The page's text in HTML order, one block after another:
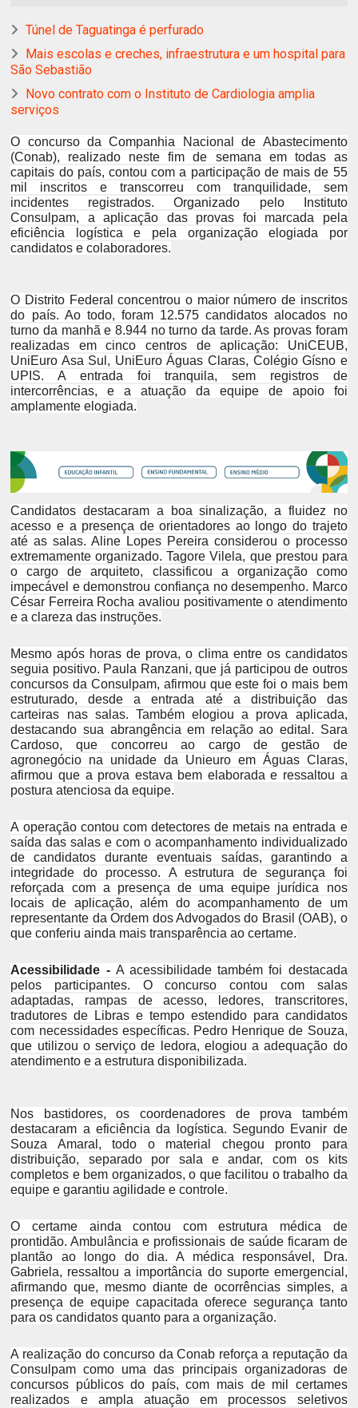
Túnel de Taguatinga é perfurado
Mais escolas e creches, infraestrutura e um hospital para
São Sebastião
Novo contrato com o Instituto de Cardiologia amplia
serviços
O concurso da Companhia Nacional de Abastecimento
(Conab), realizado neste fim de semana em todas as
capitais do país, contou com a participação de mais de 55
mil inscritos e transcorreu com tranquilidade, sem
incidentes registrados. Organizado pelo Instituto
Consulpam, a aplicação das provas foi marcada pela
eficiência logística e pela organização elogiada por
candidatos e colaboradores.
O Distrito Federal concentrou o maior número de inscritos
do país. Ao todo, foram 12.575 candidatos alocados no
turno da manhã e 8.944 no turno da tarde. As provas foram
realizadas em cinco centros de aplicação: UniCEUB,
UniEuro Asa Sul, UniEuro Águas Claras, Colégio Gísno e
UPIS. A entrada foi tranquila, sem registros de
intercorrências, e a atuação da equipe de apoio foi
amplamente elogiada.
Candidatos destacaram a boa sinalização, a fluidez no
acesso e a presença de orientadores ao longo do trajeto
até as salas. Aline Lopes Pereira considerou o processo
extremamente organizado. Tagore Vilela, que prestou para
o cargo de arquiteto, classificou a organização como
impecável e demonstrou confiança no desempenho. Marco
César Ferreira Rocha avaliou positivamente o atendimento
e a clareza das instruções.
Mesmo após horas de prova, o clima entre os candidatos
seguia positivo. Paula Ranzani, que já participou de outros
concursos da Consulpam, afirmou que este foi o mais bem
estruturado, desde a entrada até a distribuição das
carteiras nas salas. Também elogiou a prova aplicada,
destacando sua abrangência em relação ao edital. Sara
Cardoso, que concorreu ao cargo de gestão de
agronegócio na unidade da Unieuro em Águas Claras,
afirmou que a prova estava bem elaborada e ressaltou a
postura atenciosa da equipe.
A operação contou com detectores de metais na entrada e
saída das salas e com o acompanhamento individualizado
de candidatos durante eventuais saídas, garantindo a
integridade do processo. A estrutura de segurança foi
reforçada com a presença de uma equipe jurídica nos
locais de aplicação, além do acompanhamento de um
representante da Ordem dos Advogados do Brasil (OAB), o
que conferiu ainda mais transparência ao certame.
Acessibilidade - A acessibilidade também foi destacada
pelos participantes. O concurso contou com salas
adaptadas, rampas de acesso, ledores, transcritores,
tradutores de Libras e tempo estendido para candidatos
com necessidades específicas. Pedro Henrique de Souza,
que utilizou o serviço de ledora, elogiou a adequação do
atendimento e a estrutura disponibilizada.
Nos bastidores, os coordenadores de prova também
destacaram a eficiência da logística. Segundo Evanir de
Souza Amaral, todo o material chegou pronto para
distribuição, separado por sala e andar, com os kits
completos e bem organizados, o que facilitou o trabalho da
equipe e garantiu agilidade e controle.
O certame ainda contou com estrutura médica de
prontidão. Ambulância e profissionais de saúde ficaram de
plantão ao longo do dia. A médica responsável, Dra.
Gabriela, ressaltou a importância do suporte emergencial,
afirmando que, mesmo diante de ocorrências simples, a
presença de equipe capacitada oferece segurança tanto
para os candidatos quanto para a organização.
A realização do concurso da Conab reforça a reputação da
Consulpam como uma das principais organizadoras de
concursos públicos do país, com mais de mil certames
realizados e ampla atuação em processos seletivos